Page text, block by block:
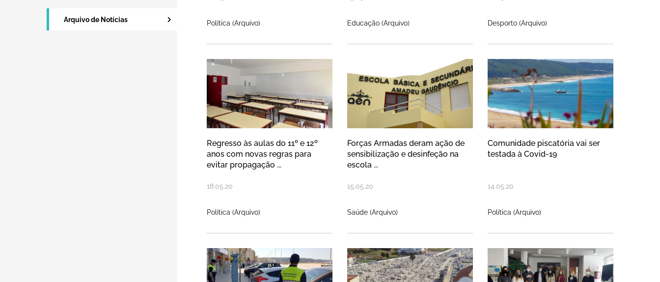
Arquivo de Notícias Política (Arquivo) Educação (Arquivo) Desporto (Arquivo)
Regresso às aulas do 11º e 12º anos com novas regras para evitar
Regresso às aulas do 11º e 12º
anos com novas regras para
evitar propagação ...
18.05.20
Política (Arquivo)
Forças Armadas deram ação de sensibilização
Forças Armadas deram ação de
sensibilização e desinfeção na
escola ...
15.05.20
Saúde (Arquivo)
Comunidade piscatória vai
Comunidade piscatória vai ser
testada à Covid-19
14.05.20
Política (Arquivo)
Zonas tarifadas com parquímetros retomam funcionamento 1 de junho
Equipamentos reabriram com novas regras de
Câmara entrega duas